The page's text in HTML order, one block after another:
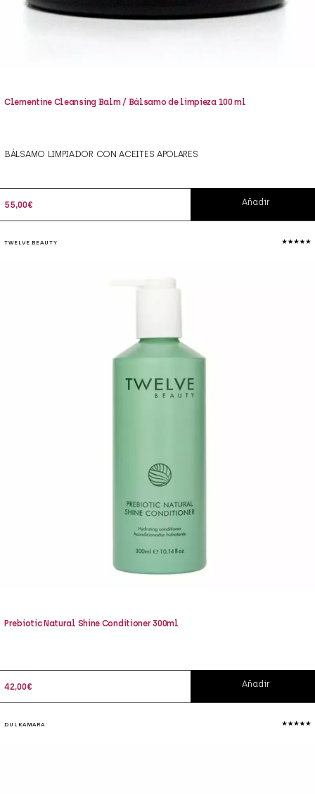
Clementine Cleansing Balm / Bálsamo de limpieza 100 ml
BÁLSAMO LIMPIADOR CON ACEITES APOLARES
55,00€ Añadir
TWELVE BEAUTY
Prebiotic Natural Shine Conditioner 300ml
42,00€ Añadir
DULKAMARA